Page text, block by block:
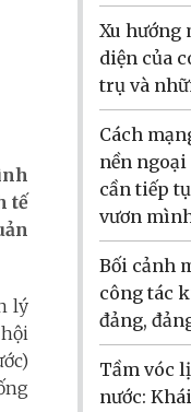
tế
lý
Xu hướng
diện của
trụ và
Cách
nền
cần tiếp
vươn
Bối cảnh
công tác
đảng,
Tầm vóc
nước: